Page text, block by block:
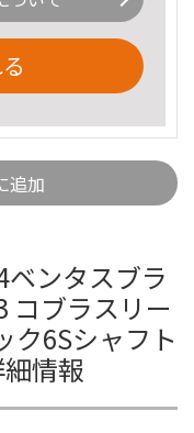
追加
ンタスブラ
ブラスリー
ク6Sシャフト
情報